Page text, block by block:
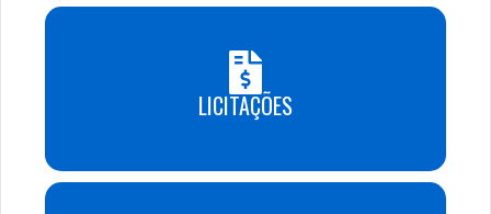
LICITAÇÕES